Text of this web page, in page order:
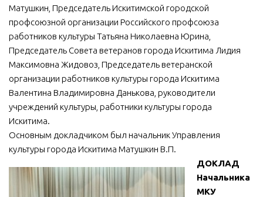
МБОУ ДО «Детская школа искусств»
МБОУ ДО «Детская музыкальная школа»
МБУК «Искитимский городской историко-художественный
музей»
МБУ Парк культуры и отдыха им. И.В. Коротеева
МБУК «Централизованная библиотечная система»
ДК «Россия»
Независимая оценка качества
Контакты
Матушкин, Председатель Искитимской городской
профсоюзной организации Российского профсоюза
работников культуры Татьяна Николаевна Юрина,
Председатель Совета ветеранов города Искитима Лидия
Максимовна Жидовоз, Председатель ветеранской
организации работников культуры города Искитима
Валентина Владимировна Данькова, руководители
учреждений культуры, работники культуры города
Искитима.
Основным докладчиком был начальник Управления
культуры города Искитима Матушкин В.П.
ДОКЛАД
Начальника
МКУ